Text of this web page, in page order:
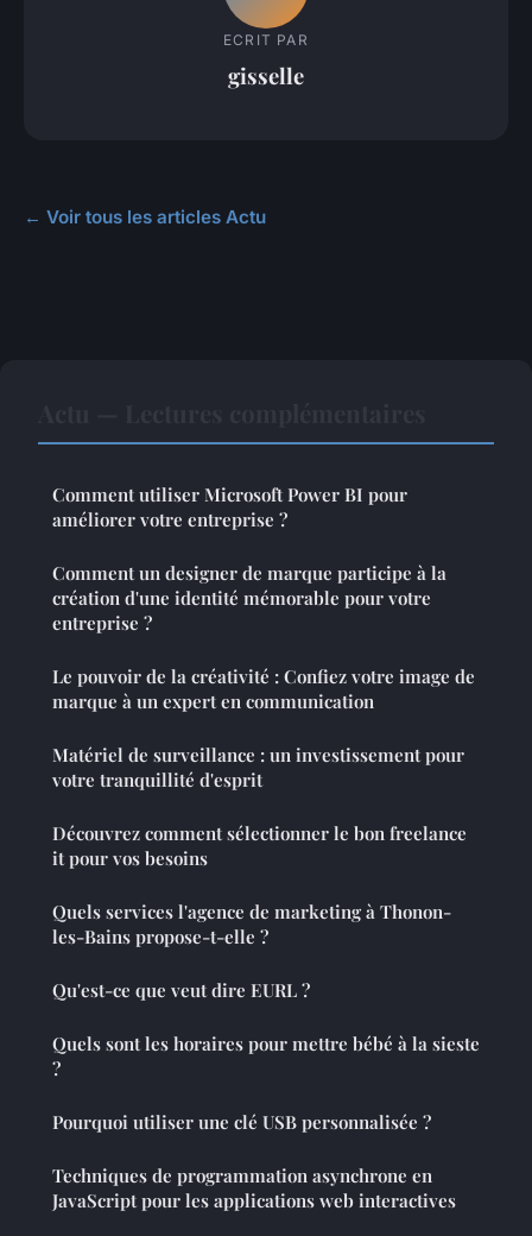
ECRIT PAR
gisselle
← Voir tous les articles Actu
Comment utiliser Microsoft Power BI pour
améliorer votre entreprise ?
Comment un designer de marque participe à la
création d'une identité mémorable pour votre
entreprise ?
Le pouvoir de la créativité : Confiez votre image de
marque à un expert en communication
Matériel de surveillance : un investissement pour
votre tranquillité d'esprit
Découvrez comment sélectionner le bon freelance
it pour vos besoins
Quels services l'agence de marketing à Thonon-
les-Bains propose-t-elle ?
Qu'est-ce que veut dire EURL ?
Quels sont les horaires pour mettre bébé à la sieste
?
Pourquoi utiliser une clé USB personnalisée ?
Techniques de programmation asynchrone en
JavaScript pour les applications web interactives